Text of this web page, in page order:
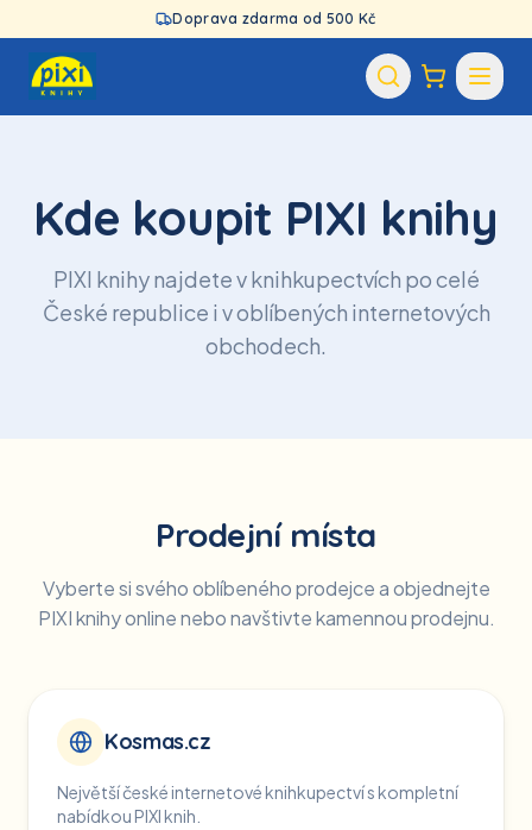
Doprava zdarma od 500 Kč
Kde koupit PIXI knihy
PIXI knihy najdete v knihkupectvích po celé
České republice i v oblíbených internetových
obchodech.
Prodejní místa
Vyberte si svého oblíbeného prodejce a objednejte
PIXI knihy online nebo navštivte kamennou prodejnu.
Kosmas.cz
Největší české internetové knihkupectví s kompletní
nabídkou PIXI knih.